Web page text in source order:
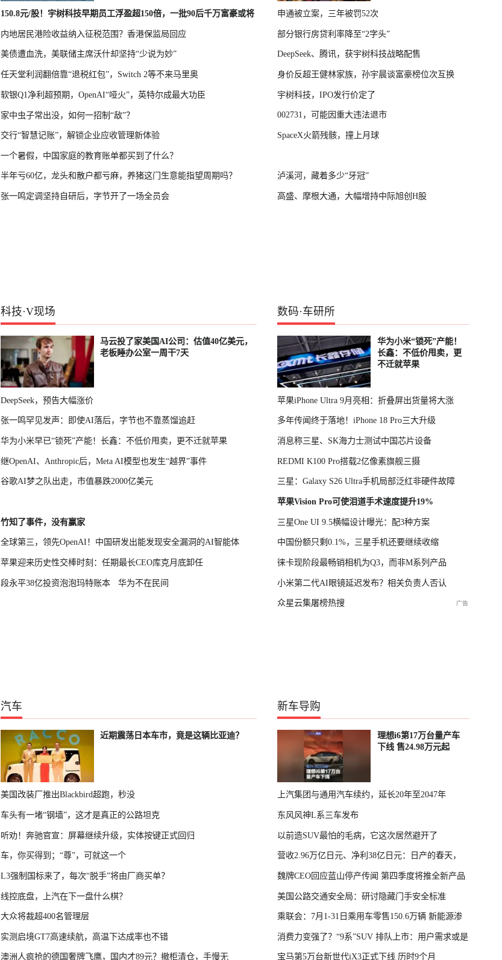
150.8元/股！宇树科技早期员工浮盈超150倍，一批90后千万富豪或将
诞生
内地居民港险收益纳入征税范围？香港保监局回应
美债遭血洗，美联储主席沃什却坚持“少说为妙”
任天堂利润翻倍靠“退税红包”，Switch 2等不来马里奥
软银Q1净利超预期，OpenAI“哑火”，英特尔成最大功臣
家中虫子常出没，如何一招制“敌”？
交行“智慧记账”，解锁企业应收管理新体验
一个暑假，中国家庭的教育账单都买到了什么？
半年亏60亿，龙头和散户都亏麻，养猪这门生意能指望周期吗？
张一鸣定调坚持自研后，字节开了一场全员会
申通被立案，三年被罚52次
部分银行房贷利率降至“2字头”
DeepSeek、腾讯，获宇树科技战略配售
身价反超王健林家族，孙宇晨谈富豪榜位次互换
宇树科技，IPO发行价定了
002731，可能因重大违法退市
SpaceX火箭残骸，撞上月球
泸溪河，藏着多少“牙冠”
高盛、摩根大通，大幅增持中际旭创H股
科技·V现场
马云投了家美国AI公司：估值40亿美元，
老板睡办公室一周干7天
DeepSeek，预告大幅涨价
张一鸣罕见发声：即使AI落后，字节也不靠蒸馏追赶
华为小米早已“锁死”产能！长鑫：不低价甩卖，更不迁就苹果
继OpenAI、Anthropic后，Meta AI模型也发生“越界”事件
谷歌AI梦之队出走，市值暴跌2000亿美元
竹知了事件，没有赢家
全球第三，领先OpenAI！中国研发出能发现安全漏洞的AI智能体
苹果迎来历史性交棒时刻：任期最长CEO库克月底卸任
段永平38亿投资泡泡玛特账本 华为不在民间
数码·车研所
华为小米“锁死”产能！
长鑫：不低价甩卖，更
不迁就苹果
苹果iPhone Ultra 9月亮相：折叠屏出货量将大涨
多年传闻终于落地！iPhone 18 Pro三大升级
消息称三星、SK海力士测试中国芯片设备
REDMI K100 Pro搭载2亿像素旗舰三摄
三星：Galaxy S26 Ultra手机局部泛红非硬件故障
苹果Vision Pro可使泪道手术速度提升19%
三星One UI 9.5横幅设计曝光：配3种方案
中国份额只剩0.1%，三星手机还要继续收缩
徕卡现阶段最畅销相机为Q3，而非M系列产品
小米第二代AI眼镜延迟发布？相关负责人否认
众星云集屠榜热搜
汽车
近期震荡日本车市，竟是这辆比亚迪？
美国改装厂推出Blackbird超跑，秒没
车头有一堵“钢墙”，这才是真正的公路坦克
听劝！奔驰官宣：屏幕继续升级，实体按键正式回归
车，你买得到；“尊”，可就这一个
L3强制国标来了，每次“脱手”将由厂商买单？
线控底盘，上汽在下一盘什么棋？
大众将裁超400名管理层
实测启境GT7高速续航，高温下达成率也不错
澳洲人疯抢的德国奢牌飞鹰，国内才89元？撤柜清仓，手慢无
新车导购
理想i6第17万台量产车
下线 售24.98万元起
上汽集团与通用汽车续约，延长20年至2047年
东风风神L系三车发布
以前造SUV最怕的毛病，它这次居然避开了
营收2.96万亿日元、净利38亿日元：日产的春天，
回来了
魏牌CEO回应蓝山停产传闻 第四季度将推全新产品
美国公路交通安全局：研讨隐藏门手安全标准
乘联会：7月1-31日乘用车零售150.6万辆 新能源渗
透率64.4%
消费力变强了？“9系”SUV 排队上市：用户需求或是
主因
宝马第5万台新世代iX3正式下线 历时9个月